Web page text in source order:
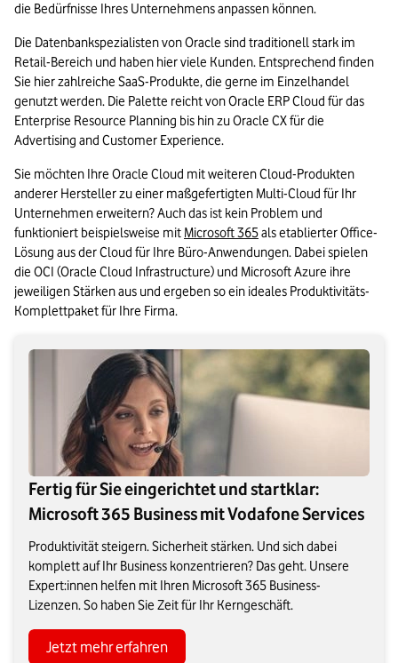
die Bedürfnisse Ihres Unternehmens anpassen können.
Die Datenbankspezialisten von Oracle sind traditionell stark im
Retail-Bereich und haben hier viele Kunden. Entsprechend finden
Sie hier zahlreiche SaaS-Produkte, die gerne im Einzelhandel
genutzt werden. Die Palette reicht von Oracle ERP Cloud für das
Enterprise Resource Planning bis hin zu Oracle CX für die
Advertising and Customer Experience.
Sie möchten Ihre Oracle Cloud mit weiteren Cloud-Produkten
anderer Hersteller zu einer maßgefertigten Multi-Cloud für Ihr
Unternehmen erweitern? Auch das ist kein Problem und
funktioniert beispielsweise mit Microsoft 365 als etablierter Office-
Lösung aus der Cloud für Ihre Büro-Anwendungen. Dabei spielen
die OCI (Oracle Cloud Infrastructure) und Microsoft Azure ihre
jeweiligen Stärken aus und ergeben so ein ideales Produktivitäts-
Komplettpaket für Ihre Firma.
Fertig für Sie eingerichtet und startklar:
Microsoft 365 Business mit Vodafone Services
Produktivität steigern. Sicherheit stärken. Und sich dabei
komplett auf Ihr Business konzentrieren? Das geht. Unsere
Expert:innen helfen mit Ihren Microsoft 365 Business-
Lizenzen. So haben Sie Zeit für Ihr Kerngeschäft.
Jetzt mehr erfahren